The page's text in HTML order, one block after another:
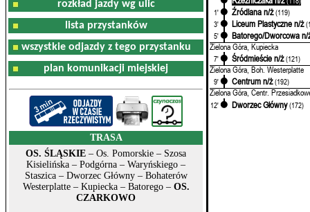
rozkład jazdy wg ulic
lista przystanków
wszystkie odjazdy z tego przystanku
plan komunikacji miejskiej
TRASA
OS. ŚLĄSKIE – Os. Pomorskie – Szosa
Kisielińska – Podgórna – Waryńskiego –
Staszica – Dworzec Główny – Bohaterów
Westerplatte – Kupiecka – Batorego – OS.
CZARKOWO
1'
Źródlana n/ż (119)
3'
Liceum Plastyczne n/ż
5'
Batorego/Dworcowa n/
Zielona Góra, Kupiecka
7' Śródmieście n/ż (121)
Zielona Góra, Boh. Westerplatte
9' Centrum n/ż (192)
Zielona Góra, Centr.
12' Dworzec Główny (172)